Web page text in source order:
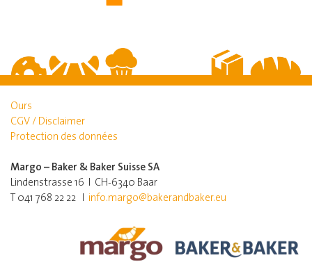
Ours
CGV / Disclaimer
Protection des données
Margo – Baker & Baker Suisse SA
Lindenstrasse 16 I CH-6340 Baar
T 041 768 22 22 I info.margo@bakerandbaker.eu